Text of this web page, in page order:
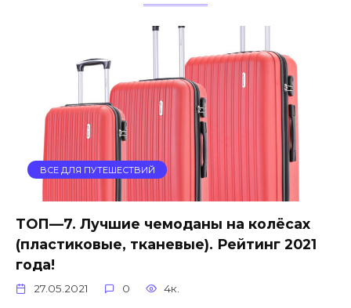
ВСЕ ДЛЯ ПУТЕШЕСТВИЙ
ТОП—7. Лучшие чемоданы на колёсах
(пластиковые, тканевые). Рейтинг 2021
года!
27.05.2021 0 4к.